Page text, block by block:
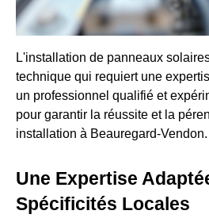
L'installation de panneaux
technique qui requiert une
un professionnel qualifié et
pour garantir la réussite et la
installation à Beauregard-Vendon.
Une Expertise
Spécificités Locales